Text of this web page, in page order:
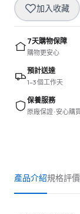
加入收藏
7天購物保障
購物更安心
預計送達
1–3 個工作天
保養服務
原廠保證 · 安心購
產品介紹規格評價